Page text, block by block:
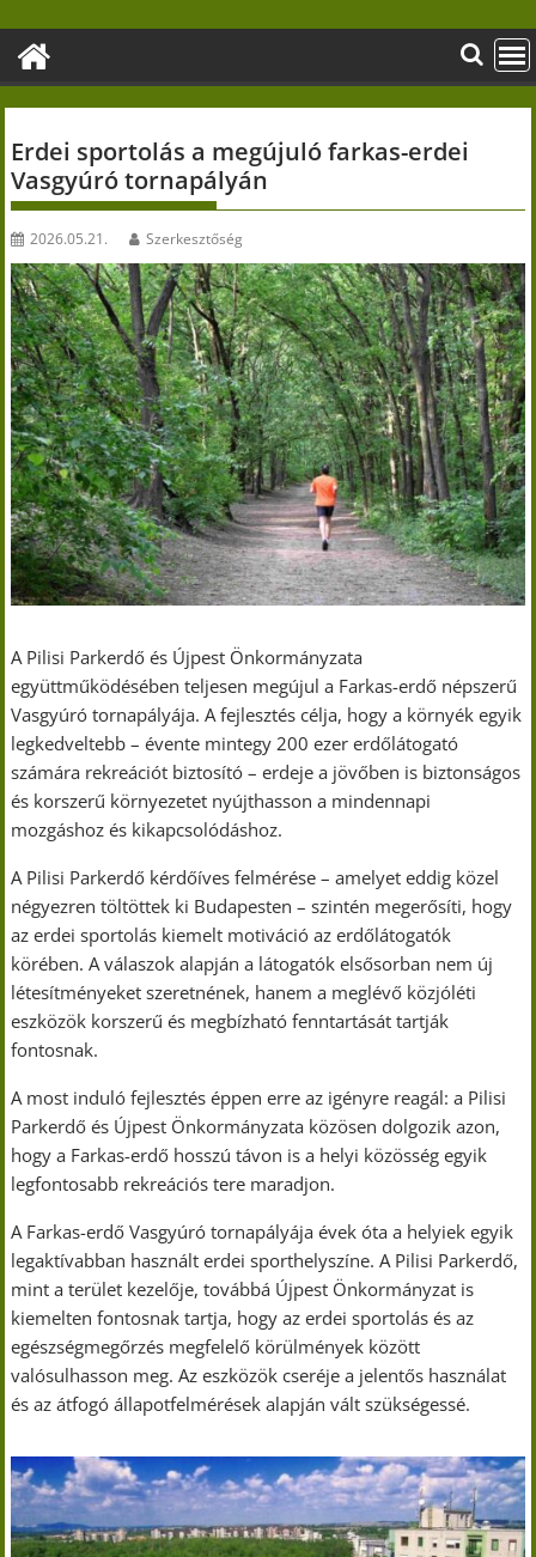
content
Erdei sportolás a megújuló farkas-erdei
Vasgyúró tornapályán
2026.05.21. Szerkesztőség
A Pilisi Parkerdő és Újpest Önkormányzata
együttműködésében teljesen megújul a Farkas-erdő népszerű
Vasgyúró tornapályája. A fejlesztés célja, hogy a környék egyik
legkedveltebb – évente mintegy 200 ezer erdőlátogató
számára rekreációt biztosító – erdeje a jövőben is biztonságos
és korszerű környezetet nyújthasson a mindennapi
mozgáshoz és kikapcsolódáshoz.
A Pilisi Parkerdő kérdőíves felmérése – amelyet eddig közel
négyezren töltöttek ki Budapesten – szintén megerősíti, hogy
az erdei sportolás kiemelt motiváció az erdőlátogatók
körében. A válaszok alapján a látogatók elsősorban nem új
létesítményeket szeretnének, hanem a meglévő közjóléti
eszközök korszerű és megbízható fenntartását tartják
fontosnak.
A most induló fejlesztés éppen erre az igényre reagál: a Pilisi
Parkerdő és Újpest Önkormányzata közösen dolgozik azon,
hogy a Farkas-erdő hosszú távon is a helyi közösség egyik
legfontosabb rekreációs tere maradjon.
A Farkas-erdő Vasgyúró tornapályája évek óta a helyiek egyik
legaktívabban használt erdei sporthelyszíne. A Pilisi Parkerdő,
mint a terület kezelője, továbbá Újpest Önkormányzat is
kiemelten fontosnak tartja, hogy az erdei sportolás és az
egészségmegőrzés megfelelő körülmények között
valósulhasson meg. Az eszközök cseréje a jelentős használat
és az átfogó állapotfelmérések alapján vált szükségessé.